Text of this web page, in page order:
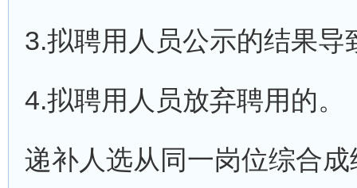
3.拟聘用人员公示的结果导
4.拟聘用人员放弃聘用的。
递补人选从同一岗位综合